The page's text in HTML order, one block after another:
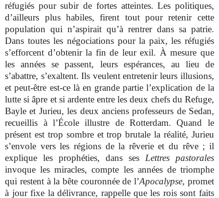
réfugiés pour subir de fortes atteintes. Les politiques,
d’ailleurs plus habiles, firent tout pour retenir cette
population qui n’aspirait qu’à rentrer dans sa patrie.
Dans toutes les négociations pour la paix, les réfugiés
s’efforcent d’obtenir la fin de leur exil. À mesure que
les années se passent, leurs espérances, au lieu de
s’abattre, s’exaltent. Ils veulent entretenir leurs illusions,
et peut-être est-ce là en grande partie l’explication de la
lutte si âpre et si ardente entre les deux chefs du Refuge,
Bayle et Jurieu, les deux anciens professeurs de Sedan,
recueillis à l’École illustre de Rotterdam. Quand le
présent est trop sombre et trop brutale la réalité, Jurieu
s’envole vers les régions de la rêverie et du rêve ; il
explique les prophéties, dans ses Lettres pastorales
invoque les miracles, compte les années de triomphe
qui restent à la bête couronnée de l’Apocalypse, promet
à jour fixe la délivrance, rappelle que les rois sont faits